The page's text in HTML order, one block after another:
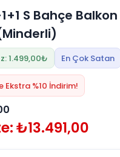
S Bahçe
1.499,00₺ En Çok Satan
Ekstra %10 İndirim!
₺13.491,00